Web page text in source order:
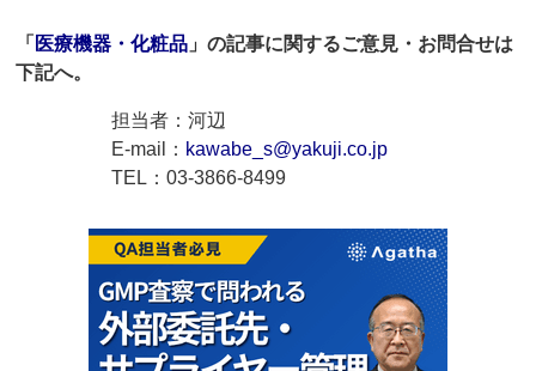
「 医療機器・化粧品 」の記事に関するご意見・お問合せは
下記へ。
担当者：河辺
E-mail： kawabe_s@yakuji.co.jp
TEL：03-3866-8499